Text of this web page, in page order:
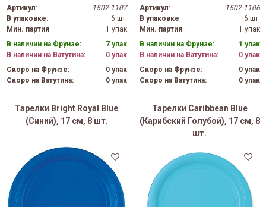
Артикул:
1502-1107
В упаковке:
6 шт.
Мин. партия:
1 упак
В наличии на Фрунзе:
7 упак
В наличии на Ватутина:
0 упак
Скоро на Фрунзе:
0 упак
Скоро на Ватутина:
0 упак
Артикул:
1502-1106
В упаковке:
6 шт.
Мин. партия:
1 упак
В наличии на Фрунзе:
1 упак
В наличии на Ватутина:
0 упак
Скоро на Фрунзе:
0 упак
Скоро на Ватутина:
0 упак
Тарелки Bright Royal Blue
(Синий), 17 см, 8 шт.
Тарелки Caribbean Blue
(Карибский Голубой), 17 см, 8
шт.